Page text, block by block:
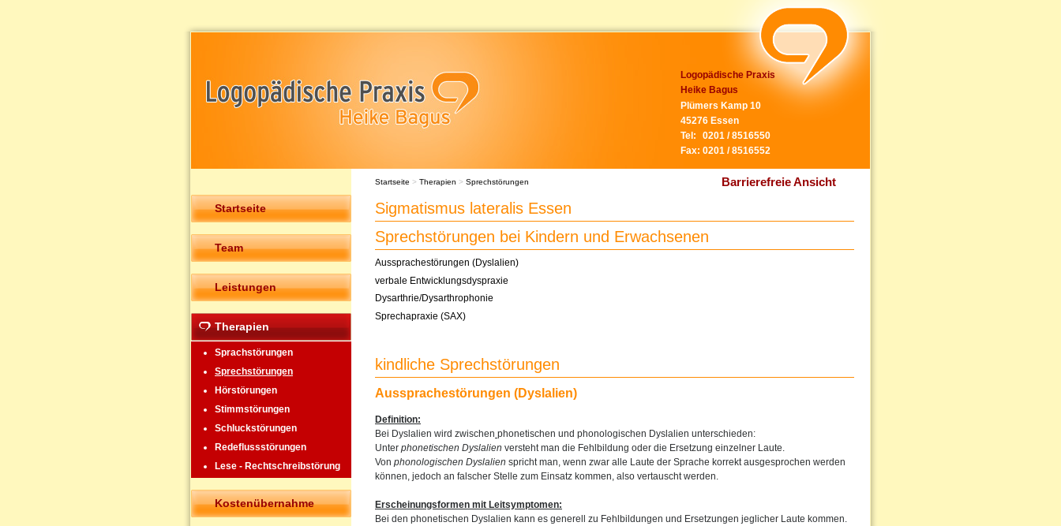
Logopädische Praxis
Heike Bagus
Plümers Kamp 10
45276 Essen
Tel:
0201 / 8516550
Fax: 0201 / 8516552
Barrierefreie Ansicht
Startseite
Team
Leistungen
Therapien
Sprachstörungen
Sprechstörungen
Hörstörungen
Stimmstörungen
Schluckstörungen
Redeflussstörungen
Lese - Rechtschreibstörung
Kostenübernahme
Startseite > Therapien > Sprechstörungen
Sigmatismus lateralis Essen
Sprechstörungen bei Kindern und Erwachsenen
Aussprachestörungen (Dyslalien)
verbale Entwicklungsdyspraxie
Dysarthrie/Dysarthrophonie
Sprechapraxie (SAX)
kindliche Sprechstörungen
Aussprachestörungen (Dyslalien)
Definition:
Bei Dyslalien wird zwischen phonetischen und phonologischen Dyslalien unterschieden:
Unter phonetischen Dyslalien versteht man die Fehlbildung oder die Ersetzung einzelner Laute.
Von phonologischen Dyslalien spricht man, wenn zwar alle Laute der Sprache korrekt ausgesprochen werden
können, jedoch an falscher Stelle zum Einsatz kommen, also vertauscht werden.
Erscheinungsformen mit Leitsymptomen:
Bei den phonetischen Dyslalien kann es generell zu Fehlbildungen und Ersetzungen jeglicher Laute kommen.